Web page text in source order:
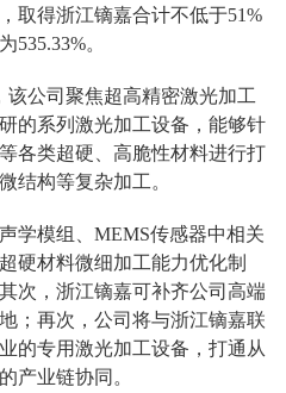
取得浙江镝嘉合计不低于51%
535.33%。
该公司聚焦超高精密激光加工
的系列激光加工设备，能够针
各类超硬、高脆性材料进行打
结构等复杂加工。
学模组、MEMS传感器中相关
硬材料微细加工能力优化制
次，浙江镝嘉可补齐公司高端
；再次，公司将与浙江镝嘉联
的专用激光加工设备，打通从
产业链协同。